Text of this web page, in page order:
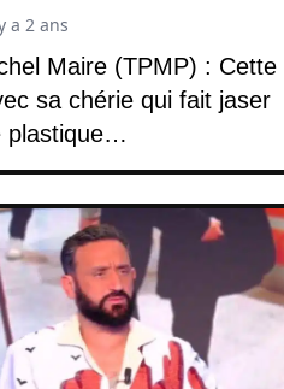
Maire (TPMP) : Cette
sa chérie qui fait jaser
plastique…
a 2 ans